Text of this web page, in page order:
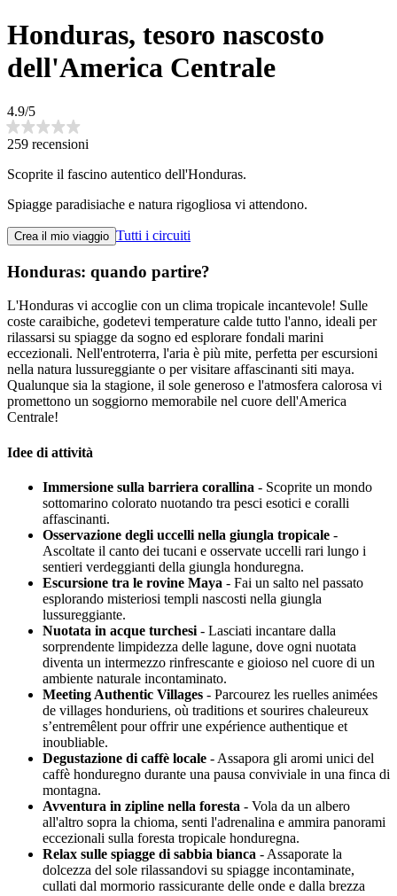
Honduras, tesoro nascosto
dell'America Centrale
4.9/5
259 recensioni
Scoprite il fascino autentico dell'Honduras.
Spiagge paradisiache e natura rigogliosa vi attendono.
Crea il mio viaggio Tutti i circuiti
Honduras: quando partire?
L'Honduras vi accoglie con un clima tropicale incantevole! Sulle
coste caraibiche, godetevi temperature calde tutto l'anno, ideali per
rilassarsi su spiagge da sogno ed esplorare fondali marini
eccezionali. Nell'entroterra, l'aria è più mite, perfetta per escursioni
nella natura lussureggiante o per visitare affascinanti siti maya.
Qualunque sia la stagione, il sole generoso e l'atmosfera calorosa vi
promettono un soggiorno memorabile nel cuore dell'America
Centrale!
Idee di attività
Immersione sulla barriera corallina - Scoprite un mondo
sottomarino colorato nuotando tra pesci esotici e coralli
affascinanti.
Osservazione degli uccelli nella giungla tropicale -
Ascoltate il canto dei tucani e osservate uccelli rari lungo i
sentieri verdeggianti della giungla honduregna.
Escursione tra le rovine Maya - Fai un salto nel passato
esplorando misteriosi templi nascosti nella giungla
lussureggiante.
Nuotata in acque turchesi - Lasciati incantare dalla
sorprendente limpidezza delle lagune, dove ogni nuotata
diventa un intermezzo rinfrescante e gioioso nel cuore di un
ambiente naturale incontaminato.
Meeting Authentic Villages - Parcourez les ruelles animées
de villages honduriens, où traditions et sourires chaleureux
s’entremêlent pour offrir une expérience authentique et
inoubliable.
Degustazione di caffè locale - Assapora gli aromi unici del
caffè honduregno durante una pausa conviviale in una finca di
montagna.
Avventura in zipline nella foresta - Vola da un albero
all'altro sopra la chioma, senti l'adrenalina e ammira panorami
eccezionali sulla foresta tropicale honduregna.
Relax sulle spiagge di sabbia bianca - Assaporate la
dolcezza del sole rilassandovi su spiagge incontaminate,
cullati dal mormorio rassicurante delle onde e dalla brezza